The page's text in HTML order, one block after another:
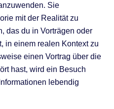
Sie
mit der Realität zu
das du in Vorträgen oder
in einem realen Kontext zu
einen Vortrag über die
hast, wird ein Besuch
lebendig